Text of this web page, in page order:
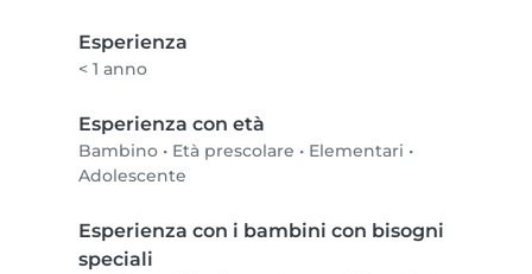
Esperienza
< 1 anno
Esperienza con età
Bambino • Età prescolare • Elementari •
Adolescente
Esperienza con i bambini con bisogni
speciali